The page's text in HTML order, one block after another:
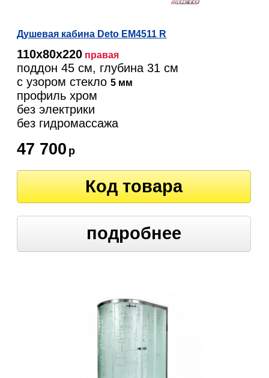
Душевая кабина Deto EM4511 R
110х80х220 правая
поддон 45 см, глубина 31 см
с узором стекло5 мм
профиль хром
без электрики
без гидромассажа
47 700 р
Код товара
подробнее